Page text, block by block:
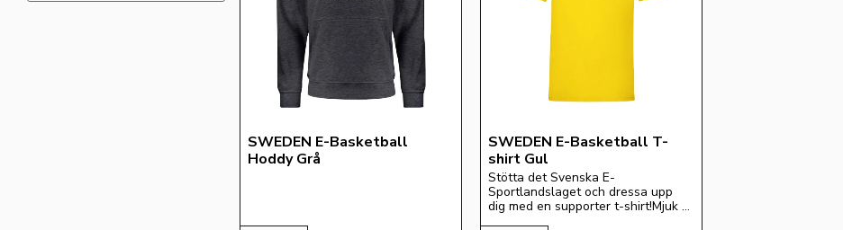
SWEDEN E-Basketball
Hoddy Grå
SWEDEN E-Basketball T-
shirt Gul
Stötta det Svenska E-
Sportlandslaget och dressa upp
dig med en supporter t-shirt!Mjuk